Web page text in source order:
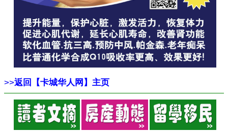
>>返回【卡城华人网】主页